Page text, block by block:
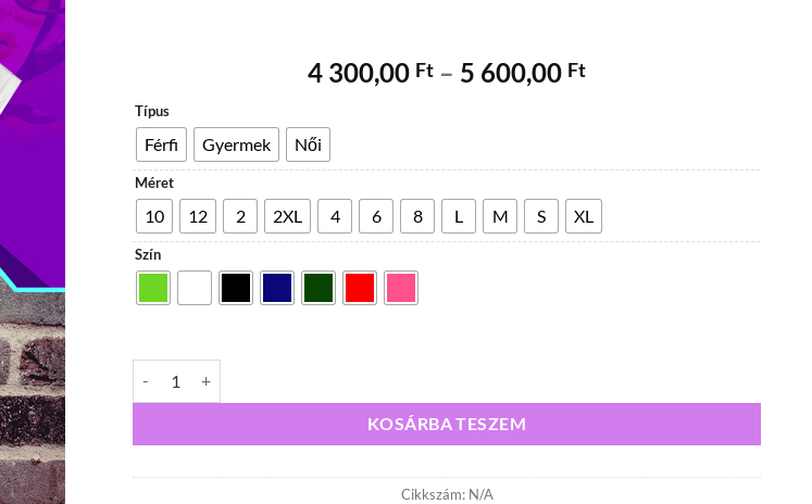
4 300,00 Ft – 5 600,00 FtÁrtartomány:
5
600,00 Ft
Típus
Férfi Gyermek Női
Méret
10 12 2 2XL 4 6 8 L M S XL
Szín
KOSÁRBA TESZEM
Cikkszám: N/A